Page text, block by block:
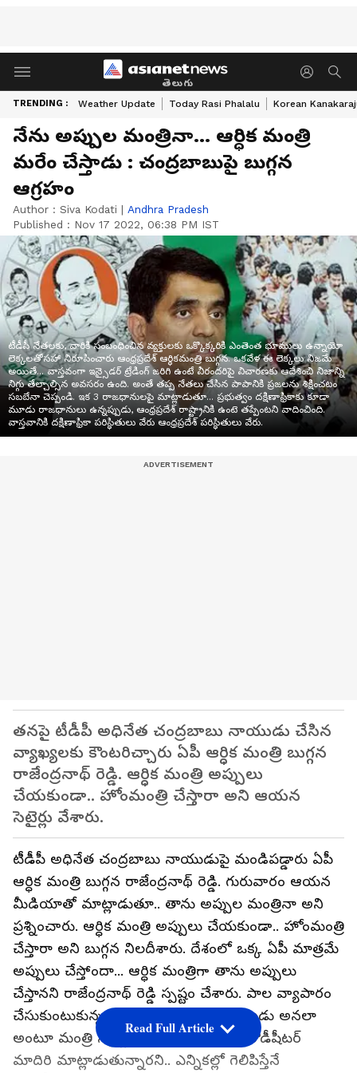
తెలుగు
TRENDING : Weather Update Today Rasi Phalalu Korean
నేను అప్పుల మంత్రినా... ఆర్ధిక మంత్రి
మరేం చేస్తాడు : చంద్రబాబుపై బుగ్గన
ఆగ్రహం
Author : Siva Kodati | Andhra Pradesh
Published : Nov 17 2022, 06:38 PM IST
టీడీపీ నేతలకు, వారికి సంబంధించిన వ్యక్తులకు ఒక్కొక్కరికి ఎంతెంత భూములు ఉన్నాయో
లెక్కలతోసహా నిరూపించారు ఆంధ్రప్రదేశ్ ఆర్ధికమంత్రి బుగ్గన. ఒకవేళ ఈ లెక్కలు నిజమే
అయితే... వాస్తవంగా ఇన్సైడర్ ట్రేడింగ్ జరిగి ఉంటే వీరందరిపై విచారణకు ఆదేశించి నిజాన్ని
నిగ్గు తేల్చాల్సిన అవసరం ఉంది. అంతే తప్ప నేతలు చేసిన పాపానికి ప్రజలను శిక్షించటం
సబబేనా చెప్పండి. ఇక 3 రాజధానులపై మాట్లాడుతూ... ప్రభుత్వం దక్షిణాఫ్రికాకు కూడా
మూడు రాజధానులు ఉన్నప్పుడు, ఆంధ్రప్రదేశ్ రాష్ట్రానికి ఉంటె తప్పేంటని వాదించింది.
వాస్తవానికి దక్షిణాఫ్రికా పరిస్థితులు వేరు ఆంధ్రప్రదేశ్ పరిస్థితులు వేరు.
తనపై టీడీపీ అధినేత చంద్రబాబు నాయుడు చేసిన
వ్యాఖ్యలకు కౌంటరిచ్చారు ఏపీ ఆర్ధిక మంత్రి బుగ్గన
రాజేంద్రనాథ్ రెడ్డి. ఆర్ధిక మంత్రి అప్పులు
చేయకుండా.. హోంమంత్రి చేస్తారా అని ఆయన
సెటైర్లు వేశారు.
టీడీపీ అధినేత చంద్రబాబు నాయుడుపై మండిపడ్డారు ఏపీ
ఆర్ధిక మంత్రి బుగ్గన రాజేంద్రనాథ్ రెడ్డి. గురువారం ఆయన
మీడియాతో మాట్లాడుతూ.. తాను అప్పుల మంత్రినా అని
ప్రశ్నించారు. ఆర్ధిక మంత్రి అప్పులు చేయకుండా.. హోంమంత్రి
చేస్తారా అని బుగ్గన నిలదీశారు. దేశంలో ఒక్క ఏపీ మాత్రమే
అప్పులు చేస్తోందా... ఆర్ధిక మంత్రిగా తాను అప్పులు
చేస్తానని రాజేంద్రనాథ్ రెడ్డి స్పష్టం చేశారు. పాల వ్యాపారం
చేసుకుంటుకున్న చంద్రబాబును పాల నాయుడు అనలా
అంటూ మంత్రి సెటైర్లు వేశారు. చంద్రబాబు రౌడీషీటర్
మాదిరి మాట్లాడుతున్నారని.. ఎన్నికల్లో గెలిపిస్తేనే
Read Full Article